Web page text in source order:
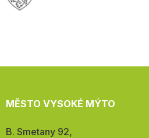
MĚSTO VYSOKÉ MÝTO
Adresa:
B. Smetany 92,